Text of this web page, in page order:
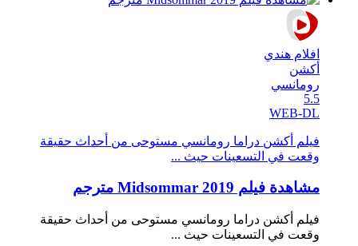
افلام هندي
أكشن
رومانسي
5.5
WEB-DL
فيلم أكشن دراما رومانسي مستوحى من أحداث حقيقة
وقعت في التسعينات حيث ...
مشاهدة فيلم Midsommar 2019 مترجم
فيلم أكشن دراما رومانسي مستوحى من أحداث حقيقة
وقعت في التسعينات حيث ...